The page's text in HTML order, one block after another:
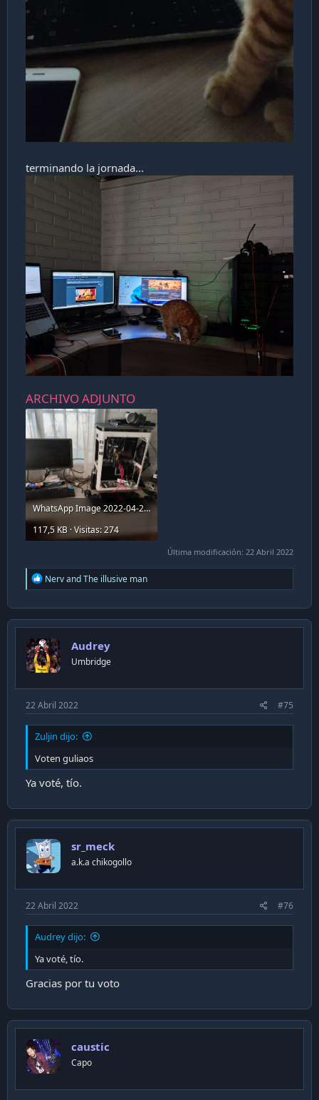
terminando la jornada...
ARCHIVO ADJUNTO
WhatsApp Image 2022-04-22 at 5.05.00 PM (1).jpeg
117,5 KB · Visitas: 274
Última modificación: 22 Abril 2022
R
e
c
t
o
n
s
NervandThe illusive man
Audrey
Umbridge
22 Abril 2022 #75
Zuljin dijo:
Voten guliaos
Ya voté, tío.
sr_meck
a.k.a chikogollo
22 Abril 2022 #76
Audrey dijo:
Ya voté, tío.
Gracias por tu voto
caustic
Capo